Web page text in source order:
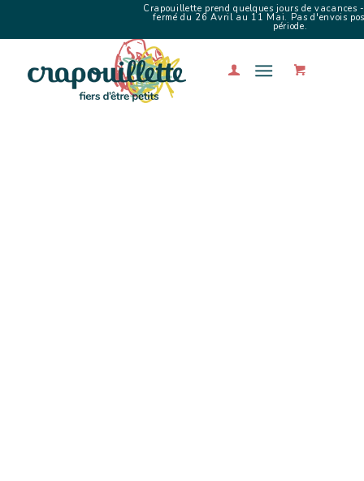
Crapouillette prend quelques jours de vacances
fermé du 26 Avril au 11 Mai. Pas d'envois
période.